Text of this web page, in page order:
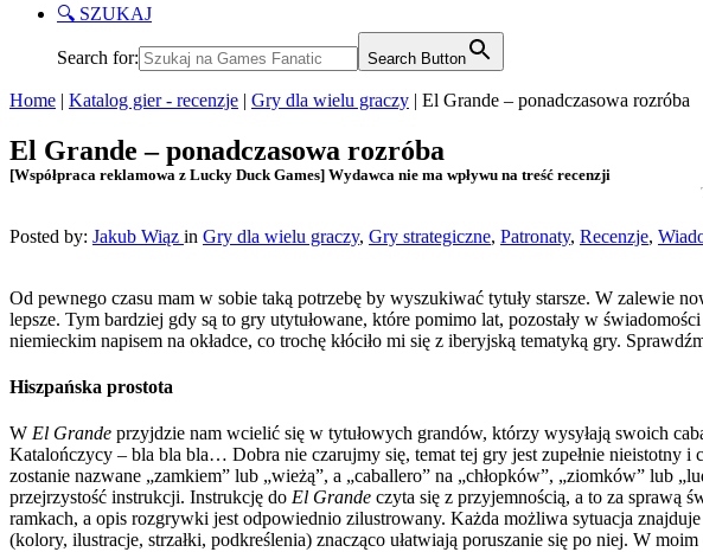
🔍 SZUKAJ
Search for: Search Button
Home | Katalog gier - recenzje | Gry dla wielu graczy | El Grande – ponadczasowa rozróba
El Grande – ponadczasowa rozróba
[Współpraca reklamowa z Lucky Duck Games] Wydawca nie ma wpływu na treść recenzji
Posted by: Jakub Wiąz in Gry dla wielu graczy, Gry strategiczne, Patronaty, Recenzje,
Od pewnego czasu mam w sobie taką potrzebę by wyszukiwać tytuły starsze. W zalewie
lepsze. Tym bardziej gdy są to gry utytułowane, które pomimo lat, pozostały w
niemieckim napisem na okładce, co trochę kłóciło mi się z iberyjską tematyką gry.
Hiszpańska prostota
W El Grande przyjdzie nam wcielić się w tytułowych grandów, którzy wysyłają swoich
Katalończycy – bla bla bla… Dobra nie czarujmy się, temat tej gry jest zupełnie nieistotny
zostanie nazwane „zamkiem” lub „wieżą”, a „caballero” na „chłopków”, „ziomków” lub
przejrzystość instrukcji. Instrukcję do El Grande czyta się z przyjemnością, a to za sprawą
ramkach, a opis rozgrywki jest odpowiednio zilustrowany. Każda możliwa sytuacja
(kolory, ilustracje, strzałki, podkreślenia) znacząco ułatwiają poruszanie się po niej. W